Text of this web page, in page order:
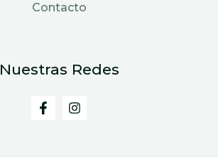
Contacto
Nuestras Redes